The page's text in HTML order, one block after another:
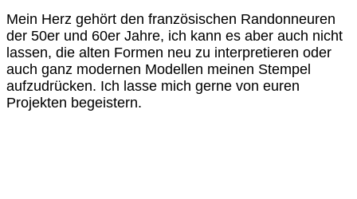
Mein Herz gehört den französischen Randonneuren
der 50er und 60er Jahre, ich kann es aber auch nicht
lassen, die alten Formen neu zu interpretieren oder
auch ganz modernen Modellen meinen Stempel
aufzudrücken. Ich lasse mich gerne von euren
Projekten begeistern.